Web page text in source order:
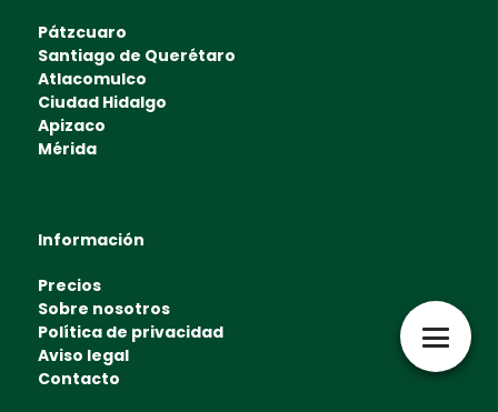
Pátzcuaro
Santiago de Querétaro
Atlacomulco
Ciudad Hidalgo
Apizaco
Mérida
Información
Precios
Sobre nosotros
Política de privacidad
Aviso legal
Contacto